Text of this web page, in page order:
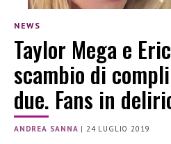
NEWS
Taylor Mega e
scambio di
due. Fans in
ANDREA SANNA |24 LUGLIO 2019